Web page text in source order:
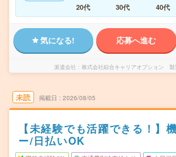
20代
30代 40代
気になる! 応募へ進む
派遣会社 株式会社綜合キャリアオプション 製
未読 掲載日 2026/08/05
【未経験でも活躍できる！】
ー/日払いOK